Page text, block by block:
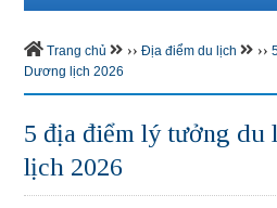
Trang chủ ›› Địa điểm du lịch ››
Dương lịch 2026
5 địa điểm lý tưởng du
lịch 2026